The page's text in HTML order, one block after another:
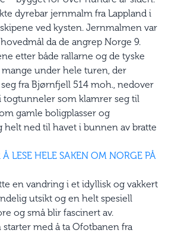
dyrebar jernmalm fra Lappland i
ved kysten. Jernmalmen var
da de angrep Norge 9.
etter både rallarne og de tyske
under hele turen, der
fra Bjørnfjell 514 moh., nedover
togtunneler som klamrer seg til
gamle boligplasser og
helt ned til havet i bunnen av bratte
Å LESE HELE SAKEN OM NORGE PÅ
en vandring i et idyllisk og vakkert
utsikt og en helt spesiell
og små blir fascinert av.
starter med å ta Ofotbanen fra